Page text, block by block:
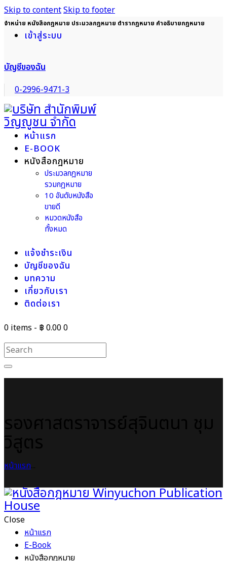
Skip to contentSkip to footer
จำหน่าย หนังสือกฎหมาย ประมวลกฎหมาย ตำรากฎหมาย คำอธิบายกฎหมาย
เข้าสู่ระบบ
บัญชีของฉัน
0-2996-9471-3
หน้าแรก
E-BOOK
หนังสือกฎหมาย
ประมวลกฎหมาย
รวมกฎหมาย
10 อันดับหนังสือ
ขายดี
หมวดหนังสือ
ทั้งหมด
แจ้งชำระเงิน
บัญชีของฉัน
บทความ
เกี่ยวกับเรา
ติดต่อเรา
0 items - ฿ 0.000
หน้าแรก
Close
หน้าแรก
E-Book
หนังสือกฎหมาย